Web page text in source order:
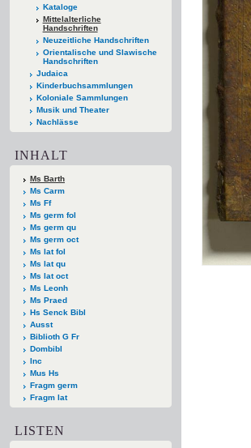
Kataloge
Mittelalterliche
Handschriften
Neuzeitliche Handschriften
Orientalische und Slawische
Handschriften
Judaica
Kinderbuchsammlungen
Koloniale Sammlungen
Musik und Theater
Nachlässe
INHALT
Ms Barth
Ms Carm
Ms Ff
Ms germ fol
Ms germ qu
Ms germ oct
Ms lat fol
Ms lat qu
Ms lat oct
Ms Leonh
Ms Praed
Hs Senck Bibl
Ausst
Biblioth G Fr
Dombibl
Inc
Mus Hs
Fragm germ
Fragm lat
LISTEN